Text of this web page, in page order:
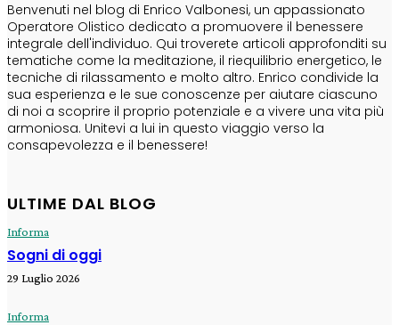
Benvenuti nel blog di Enrico Valbonesi, un appassionato
Operatore Olistico dedicato a promuovere il benessere
integrale dell'individuo. Qui troverete articoli approfonditi su
tematiche come la meditazione, il riequilibrio energetico, le
tecniche di rilassamento e molto altro. Enrico condivide la
sua esperienza e le sue conoscenze per aiutare ciascuno
di noi a scoprire il proprio potenziale e a vivere una vita più
armoniosa. Unitevi a lui in questo viaggio verso la
consapevolezza e il benessere!
ULTIME DAL BLOG
Informa
Sogni di oggi
29 Luglio 2026
Informa